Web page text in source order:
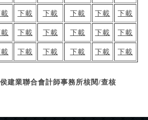
下載 下載 下載 下載 下載
下載 下載 下載 下載 下載
下載 下載 下載 下載 下載
建業聯合會計師事務所核閱/查核